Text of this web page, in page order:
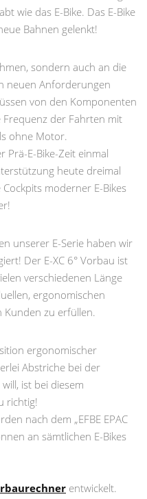
wie das E-Bike. Das E-Bike
Bahnen gelenkt!
sondern auch an die
neuen Anforderungen
von den Komponenten
der Fahrten mit
ohne Motor.
Prä-E-Bike-Zeit einmal
heute dreimal
moderner E-Bikes
unserer E-Serie haben wir
Der E-XC 6° Vorbau ist
verschiedenen Länge
ergonomischen
zu erfüllen.
ergonomischer
Abstriche bei der
ist bei diesem
richtig!
nach dem „EFBE EPAC
an sämtlichen E-Bikes
entwickelt.